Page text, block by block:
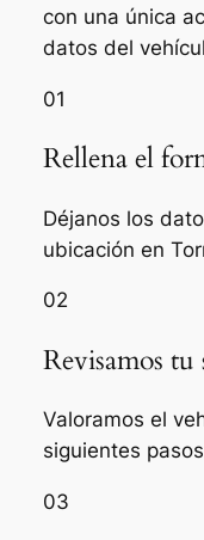
con una única
datos del
01
Rellena el
Déjanos los
ubicación en
02
Revisamos
Valoramos el
siguientes
03